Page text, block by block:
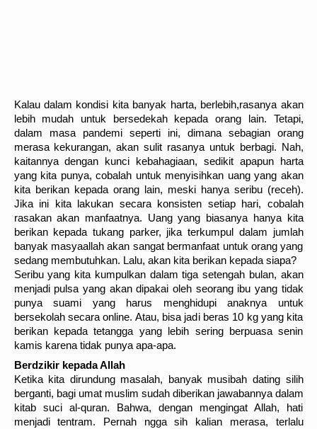
Kalau dalam kondisi kita banyak harta, berlebih,rasanya akan
lebih mudah untuk bersedekah kepada orang lain. Tetapi,
dalam masa pandemi seperti ini, dimana sebagian orang
merasa kekurangan, akan sulit rasanya untuk berbagi. Nah,
kaitannya dengan kunci kebahagiaan, sedikit apapun harta
yang kita punya, cobalah untuk menyisihkan uang yang akan
kita berikan kepada orang lain, meski hanya seribu (receh).
Jika ini kita lakukan secara konsisten setiap hari, cobalah
rasakan akan manfaatnya. Uang yang biasanya hanya kita
berikan kepada tukang parker, jika terkumpul dalam jumlah
banyak masyaallah akan sangat bermanfaat untuk orang yang
sedang membutuhkan. Lalu, akan kita berikan kepada siapa?
Seribu yang kita kumpulkan dalam tiga setengah bulan, akan
menjadi pulsa yang akan dipakai oleh seorang ibu yang tidak
punya suami yang harus menghidupi anaknya untuk
bersekolah secara online. Atau, bisa jadi beras 10 kg yang kita
berikan kepada tetangga yang lebih sering berpuasa senin
kamis karena tidak punya apa-apa.
Berdzikir kepada Allah
Ketika kita dirundung masalah, banyak musibah dating silih
berganti, bagi umat muslim sudah diberikan jawabannya dalam
kitab suci al-quran. Bahwa, dengan mengingat Allah, hati
menjadi tentram. Pernah ngga sih kalian merasa, terlalu